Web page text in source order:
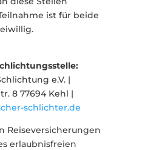
ist für beide
e.V. |
8 77694 Kehl |
schlichter.de
Reiseversicherungen
erlaubnisfreien